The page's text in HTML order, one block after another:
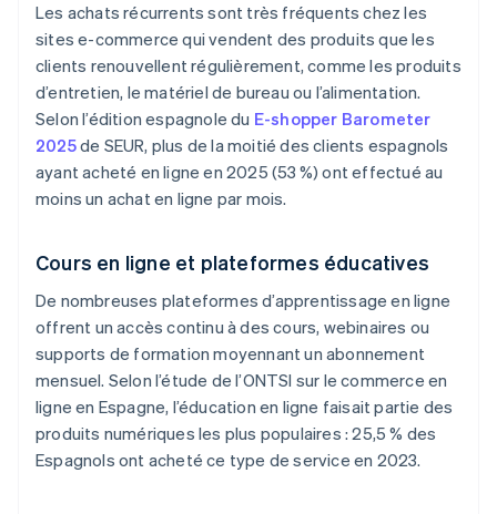
Les achats récurrents sont très fréquents chez les
sites e-commerce qui vendent des produits que les
clients renouvellent régulièrement, comme les produits
d’entretien, le matériel de bureau ou l’alimentation.
Selon l’édition espagnole du E-shopper Barometer
2025de SEUR, plus de la moitié des clients espagnols
ayant acheté en ligne en 2025 (53 %) ont effectué au
moins un achat en ligne par mois.
Cours en ligne et plateformes éducatives
De nombreuses plateformes d’apprentissage en ligne
offrent un accès continu à des cours, webinaires ou
supports de formation moyennant un abonnement
mensuel. Selon l’étude de l’ONTSI sur le commerce en
ligne en Espagne, l’éducation en ligne faisait partie des
produits numériques les plus populaires : 25,5 % des
Espagnols ont acheté ce type de service en 2023.